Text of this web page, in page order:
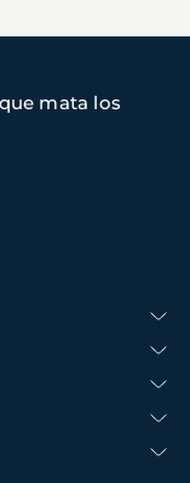
mata los